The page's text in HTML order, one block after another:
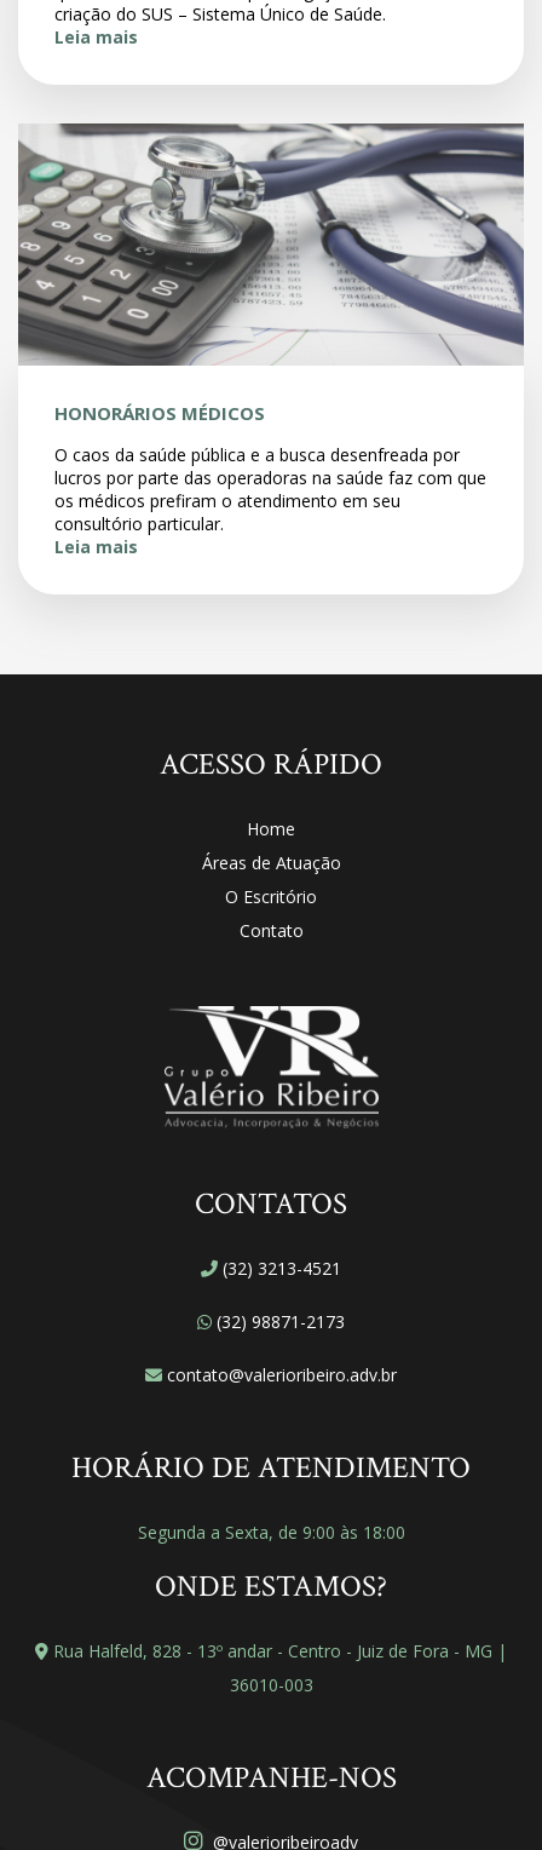
criação do SUS – Sistema Único de Saúde.
Leia mais
HONORÁRIOS MÉDICOS
O caos da saúde pública e a busca desenfreada por
lucros por parte das operadoras na saúde faz com que
os médicos prefiram o atendimento em seu
consultório particular.
Leia mais
ACESSO RÁPIDO
Home
Áreas de Atuação
O Escritório
Contato
CONTATOS
(32) 3213-4521
(32) 98871-2173
contato@valerioribeiro.adv.br
HORÁRIO DE ATENDIMENTO
Segunda a Sexta, de 9:00 às 18:00
ONDE ESTAMOS?
Rua Halfeld, 828 - 13º andar - Centro - Juiz de Fora - MG |
36010-003
ACOMPANHE-NOS
@valerioribeiroadv